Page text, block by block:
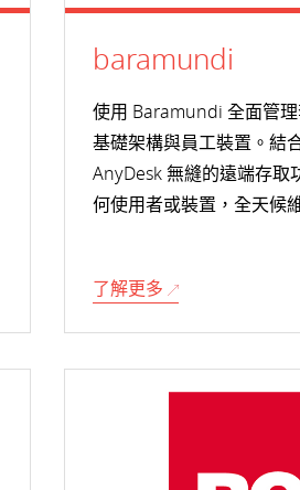
baramundi
使用 Baramundi 全面管
基礎架構與員工裝置。結
AnyDesk 無縫的遠端存取
何使用者或裝置，全天候
了解更多